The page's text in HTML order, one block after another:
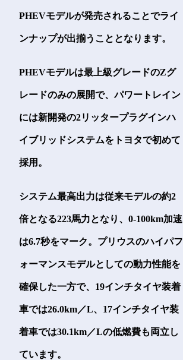
PHEVモデルが発売されることでライ
ンナップが出揃うこととなります。
PHEVモデルは最上級グレードのZグ
レードのみの展開で、パワートレイン
には新開発の2リッタープラグインハ
イブリッドシステムをトヨタで初めて
採用。
システム最高出力は従来モデルの約2
倍となる223馬力となり、0-100km加速
は6.7秒をマーク。プリウスのハイパフ
ォーマンスモデルとしての動力性能を
確保した一方で、19インチタイヤ装着
車では26.0km／L、17インチタイヤ装
着車では30.1km／Lの低燃費も両立し
ています。